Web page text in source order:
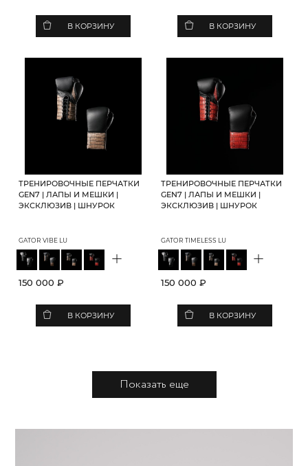
В КОРЗИНУ В КОРЗИНУ
ТРЕНИРОВОЧНЫЕ ПЕРЧАТКИ
GEN7 | ЛАПЫ И МЕШКИ |
ЭКСКЛЮЗИВ | ШНУРОК
GATOR VIBE LU
+
150 000 ₽
В КОРЗИНУ
ТРЕНИРОВОЧНЫЕ ПЕРЧАТКИ
GEN7 | ЛАПЫ И МЕШКИ |
ЭКСКЛЮЗИВ | ШНУРОК
GATOR TIMELESS LU
+
150 000 ₽
В КОРЗИНУ
Показать еще